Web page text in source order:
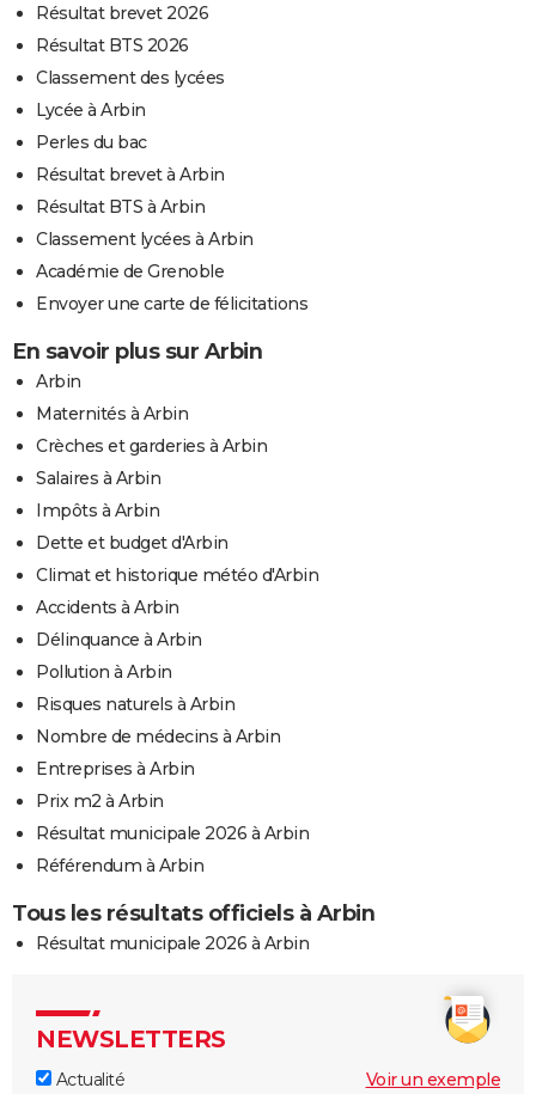
Résultat brevet 2026
Résultat BTS 2026
Classement des lycées
Lycée à Arbin
Perles du bac
Résultat brevet à Arbin
Résultat BTS à Arbin
Classement lycées à Arbin
Académie de Grenoble
Envoyer une carte de félicitations
En savoir plus sur Arbin
Arbin
Maternités à Arbin
Crèches et garderies à Arbin
Salaires à Arbin
Impôts à Arbin
Dette et budget d'Arbin
Climat et historique météo d'Arbin
Accidents à Arbin
Délinquance à Arbin
Pollution à Arbin
Risques naturels à Arbin
Nombre de médecins à Arbin
Entreprises à Arbin
Prix m2 à Arbin
Résultat municipale 2026 à Arbin
Référendum à Arbin
Tous les résultats officiels à Arbin
Résultat municipale 2026 à Arbin
NEWSLETTERS
Actualité
Voir un exemple